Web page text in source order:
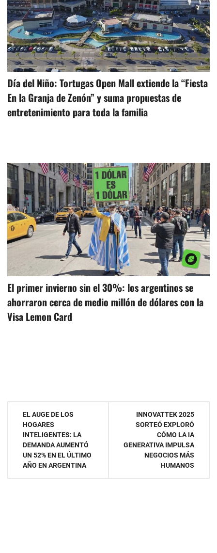
Día del Niño: Tortugas Open Mall extiende la “Fiesta
En la Granja de Zenón” y suma propuestas de
entretenimiento para toda la familia
El primer invierno sin el 30%: los argentinos se
ahorraron cerca de medio millón de dólares con la
Visa Lemon Card
Navegación
entradas
EL AUGE DE LOS
HOGARES
INTELIGENTES: LA
DEMANDA AUMENTÓ
UN 52% EN EL ÚLTIMO
AÑO EN ARGENTINA
INNOVATTEK 2025
SORTEÓ EXPLORÓ
CÓMO LA IA
GENERATIVA IMPULSA
NEGOCIOS MÁS
HUMANOS